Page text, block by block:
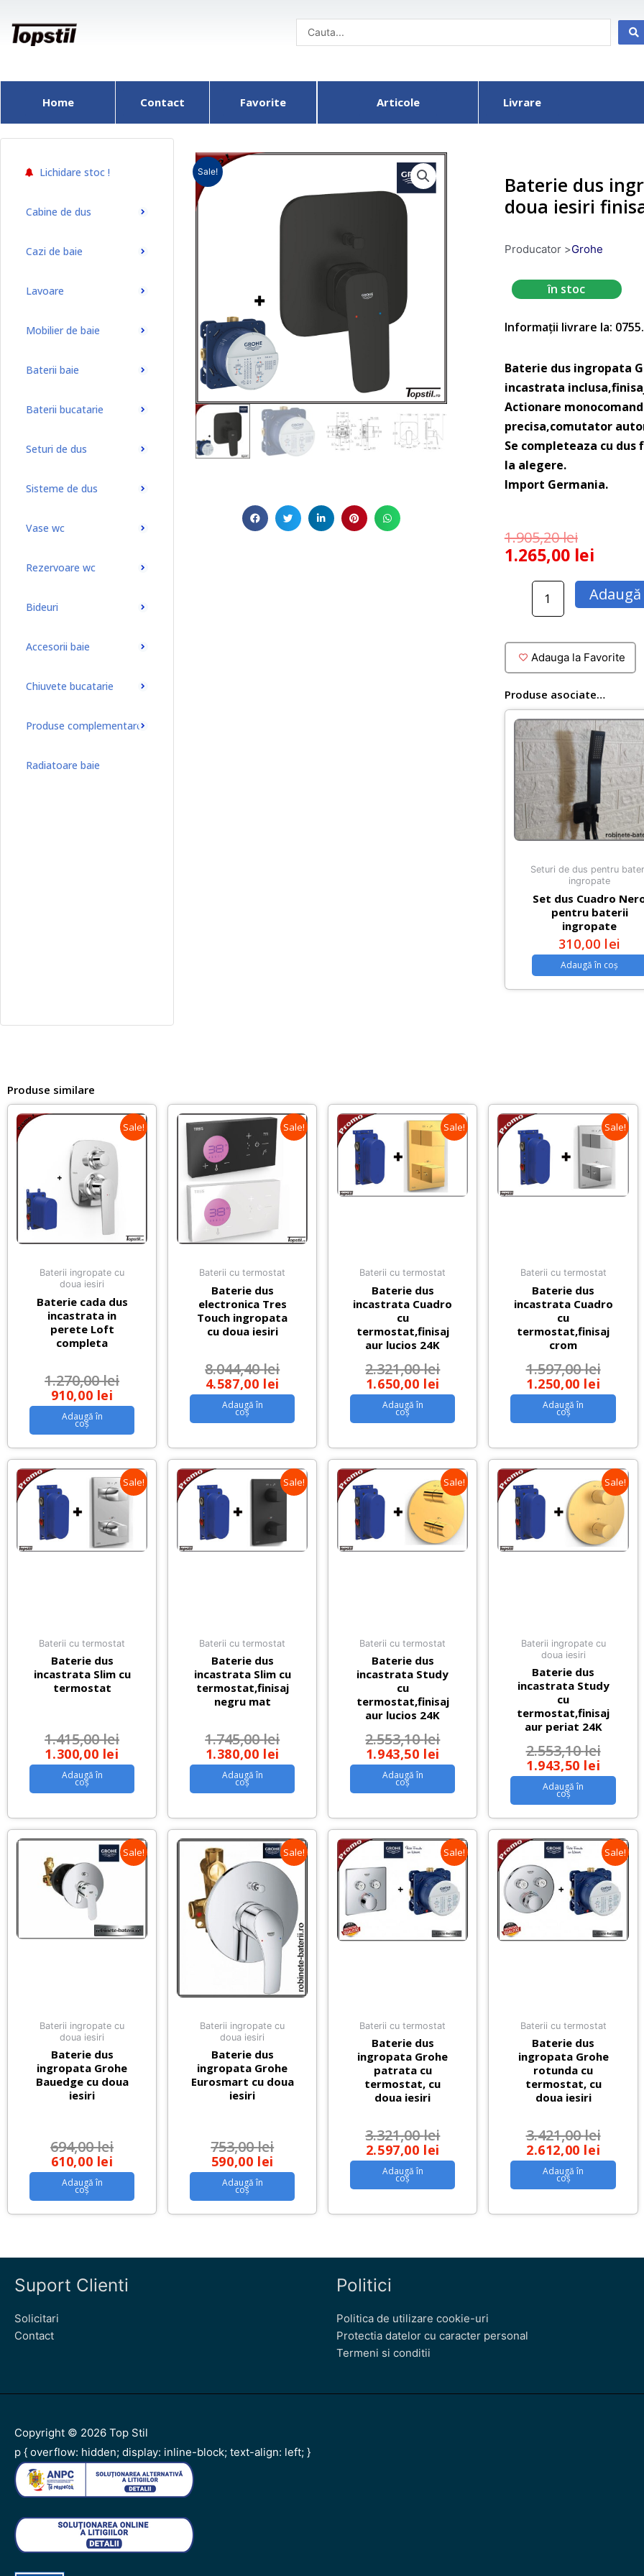
content
Home Contact Favorite Articole Livrare
Lichidare stoc !
Cabine de dus
Cazi de baie
Lavoare
Mobilier de baie
Baterii baie
Baterii bucatarie
Seturi de dus
Sisteme de dus
Vase wc
Rezervoare wc
Bideuri
Accesorii baie
Chiuvete bucatarie
Produse complementare
Radiatoare baie
Sale!
Baterie dus
doua iesiri
Producator >Grohe
în stoc
Informații livrare la:
Baterie dus ingropata
incastrata
Actionare
precisa,comutator
Se completeaza cu
la alegere.
Import Germania.
1.905,20lei
1.265,00 lei
Cantitate
ingropata
Grohe
Cubeo
cu
doua
iesiri
finisaj
negru
mat
Adauga la Favorite
Produse asociate…
Seturi de dus pentru
ingropate
Set dus Cuadro
pentru baterii
ingropate
310,00 lei
Adaugă în coș
Produse similare
Sale!
Baterii ingropate cu
doua iesiri
Baterie cada dus
incastrata in
perete Loft
completa
1.270,00lei
910,00 lei
Adaugă în
coș
Sale!
Baterii cu termostat
Baterie dus
electronica Tres
Touch ingropata
cu doua iesiri
8.044,40lei
4.587,00 lei
Adaugă în
coș
Sale!
Baterii cu termostat
Baterie dus
incastrata Cuadro
cu
termostat,finisaj
aur lucios 24K
2.321,00lei
1.650,00 lei
Adaugă în
coș
Sale!
Baterii cu termostat
Baterie dus
incastrata Cuadro
cu
termostat,finisaj
crom
1.597,00lei
1.250,00 lei
Adaugă în
coș
Sale!
Baterii cu termostat
Baterie dus
incastrata Slim cu
termostat
1.415,00lei
1.300,00 lei
Adaugă în
coș
Sale!
Baterii cu termostat
Baterie dus
incastrata Slim cu
termostat,finisaj
negru mat
1.745,00lei
1.380,00 lei
Adaugă în
coș
Sale!
Baterii cu termostat
Baterie dus
incastrata Study
cu
termostat,finisaj
aur lucios 24K
2.553,10lei
1.943,50 lei
Adaugă în
coș
Sale!
Baterii ingropate cu
doua iesiri
Baterie dus
incastrata Study
cu
termostat,finisaj
aur periat 24K
2.553,10lei
1.943,50 lei
Adaugă în
coș
Sale!
Baterii ingropate cu
doua iesiri
Baterie dus
ingropata Grohe
Bauedge cu doua
iesiri
694,00lei
610,00 lei
Adaugă în
coș
Sale!
Baterii ingropate cu
doua iesiri
Baterie dus
ingropata Grohe
Eurosmart cu doua
iesiri
753,00lei
590,00 lei
Adaugă în
coș
Sale!
Baterii cu termostat
Baterie dus
ingropata Grohe
patrata cu
termostat, cu
doua iesiri
3.321,00lei
2.597,00 lei
Adaugă în
coș
Sale!
Baterii cu termostat
Baterie dus
ingropata Grohe
rotunda cu
termostat, cu
doua iesiri
3.421,00lei
2.612,00 lei
Adaugă în
coș
Suport Clienti
Solicitari
Contact
Politici
Politica de utilizare cookie-uri
Protectia datelor cu caracter personal
Termeni si conditii
Copyright © 2026 Top Stil
p { overflow: hidden; display: inline-block; text-align: left; }